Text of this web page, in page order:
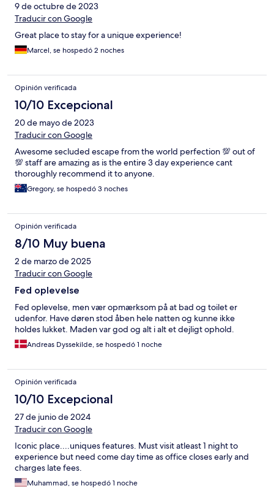
9 de octubre de 2023
Traducir con Google
Great place to stay for a unique experience!
Marcel, se hospedó 2 noches
Opinión verificada
10/10 Excepcional
20 de mayo de 2023
Traducir con Google
Awesome secluded escape from the world perfection 💯 out of
💯 staff are amazing as is the entire 3 day experience cant
thoroughly recommend it to anyone.
Gregory, se hospedó 3 noches
Opinión verificada
8/10 Muy buena
2 de marzo de 2025
Traducir con Google
Fed oplevelse
Fed oplevelse, men vær opmærksom på at bad og toilet er
udenfor. Have døren stod åben hele natten og kunne ikke
holdes lukket. Maden var god og alt i alt et dejligt ophold.
Andreas Dyssekilde, se hospedó 1 noche
Opinión verificada
10/10 Excepcional
27 de junio de 2024
Traducir con Google
Iconic place....uniques features. Must visit atleast 1 night to
experience but need come day time as office closes early and
charges late fees.
Muhammad, se hospedó 1 noche